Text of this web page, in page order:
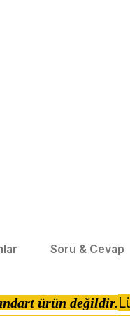
Soru & Cevap
ürün değildir.